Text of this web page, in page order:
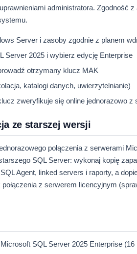
administratora. Zgodność
Server i zasoby zgodnie z planem
Server 2025 i wybierz edycję Enterprise
otrzymany klucz MAK
katalogi danych, uwierzytelnianie)
zweryfikuje się online jednorazowo z
ze starszej wersji
połączenia z serwerami
SQL Server: wykonaj kopię
Agent, linked servers i raporty, a
z serwerem licencyjnym
SQL Server 2025 Enterprise (16